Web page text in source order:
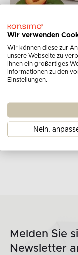
Melden Sie
Newsletter
Wir verwenden
Wir können diese zur
unsere Webseite zu
Ihnen ein großartiges
Informationen zu den
Einstellungen.
Nein,